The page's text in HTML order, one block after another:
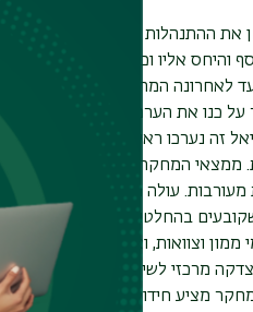
את ההתנהלות הפיננסית של
והיחס אליו וכן את המו"מ עליו
לאחרונה המתח בין השתקה
על כנו את הערפול ביחס
זה נערכו ראיונות עומק מובנים
המחקר חושפים את
מעורבות. עולה מתוכם מערך קבלת
בהחלטות המשמעותיות
ממון וצוואות, ואילו הנשים הן
מרכזי לשימור הסדר המגדרי
מציע חידוש תיאורטי